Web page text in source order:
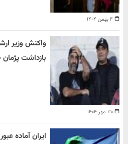
۴ بهمن ۱۴۰۴
۳۰ مهر ۱۴۰۴
واکنش وزیر
بازداشت
ایران آماده